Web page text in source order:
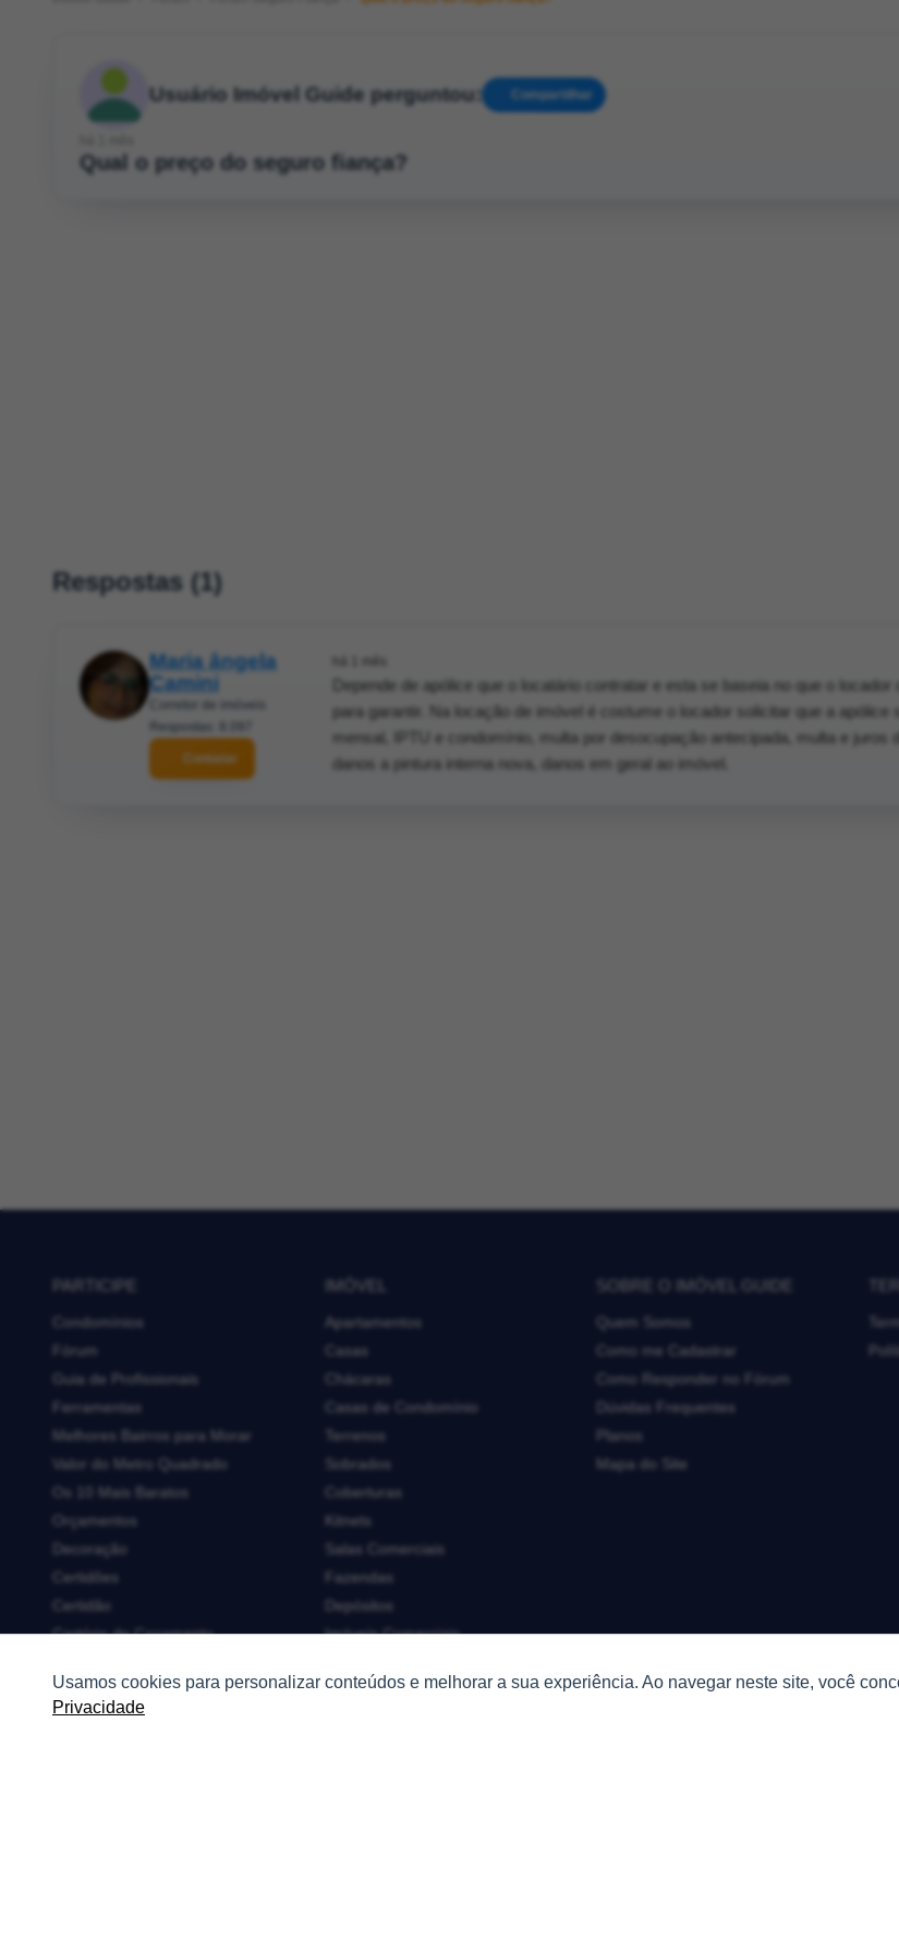
Usuário Imóvel Guide perguntou: Compartilhar
Qual o preço do seguro fiança?
Respostas (1)
Maria ângela
Camini
Contatar
Depende de apólice que o locatário contratar e esta se baseia no que o locador
para garantir. Na locação de imóvel é costume o locador solicitar que a apólice
mensal, IPTU e condomínio, multa por desocupação antecipada, multa e juros
danos a pintura interna nova, danos em geral ao imóvel.
Usamos cookies para personalizar conteúdos e melhorar a sua experiência. Ao navegar neste site, você
Privacidade
PARTICIPE
Condomínios
Fórum
Guia de Profissionais
Ferramentas
Melhores Bairros para Morar
Valor do Metro Quadrado
Os 10 Mais Baratos
Orçamentos
Decoração
Certidões
Certidão
Cartório de Casamento
Tabelionato de Notas
Logradouro
IMÓVEL
Apartamentos
Casas
Chácaras
Casas de Condomínio
Terrenos
Sobrados
Coberturas
Kitnets
Salas Comerciais
Fazendas
Depósitos
Imóveis Comerciais
SOBRE O IMÓVEL GUIDE
Quem Somos
Como me Cadastrar
Como Responder no Fórum
Dúvidas Frequentes
Planos
Mapa do Site